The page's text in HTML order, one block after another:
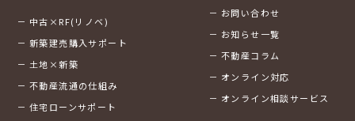
中古×RF(リノベ)
新築建売購入サポート
土地×新築
不動産流通の仕組み
住宅ローンサポート
お問い合わせ
お知らせ一覧
不動産コラム
オンライン対応
オンライン相談サービス